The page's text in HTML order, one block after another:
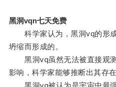
黑洞vqn七天免费
科学家认为，黑洞vq的形成
坍缩而形成的。
黑洞vq虽然无法被直接观测
影响，科学家能够推断出其存在